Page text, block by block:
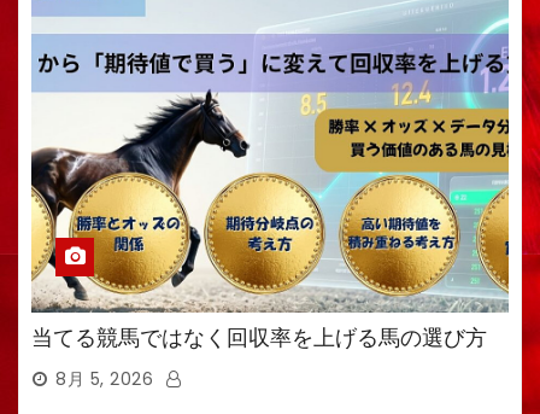
当てる競馬ではなく回収率を上げる馬の選び方
8月 5, 2026